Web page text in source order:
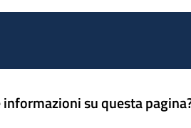
su questa